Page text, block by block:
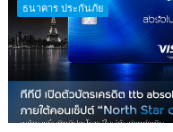
ธนาคาร ประกันภัย